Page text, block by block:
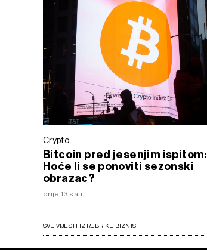
Crypto
Bitcoin pred jesenjim ispitom:
Hoće li se ponoviti sezonski
obrazac?
prije 13 sati
SVE VIJESTI IZ RUBRIKE BIZNIS